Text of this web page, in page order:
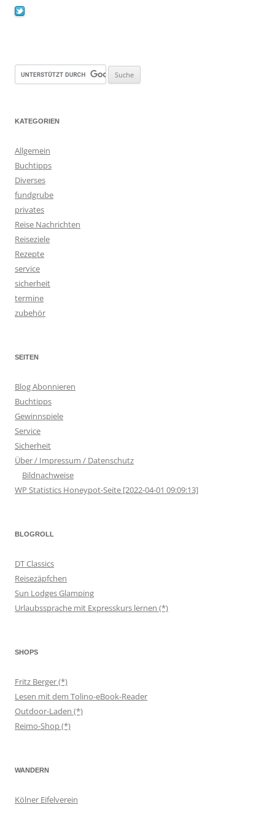
KATEGORIEN
Allgemein
Buchtipps
Diverses
fundgrube
privates
Reise Nachrichten
Reiseziele
Rezepte
service
sicherheit
termine
zubehör
SEITEN
Blog Abonnieren
Buchtipps
Gewinnspiele
Service
Sicherheit
Über / Impressum / Datenschutz
Bildnachweise
WP Statistics Honeypot-Seite [2022-04-01 09:09:13]
BLOGROLL
DT Classics
Reisezäpfchen
Sun Lodges Glamping
Urlaubssprache mit Expresskurs lernen (*)
SHOPS
Fritz Berger (*)
Lesen mit dem Tolino-eBook-Reader
Outdoor-Laden (*)
Reimo-Shop (*)
WANDERN
Kölner Eifelverein